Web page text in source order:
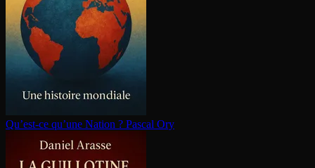
Qu’est-ce qu’une Nation ? Pascal Ory